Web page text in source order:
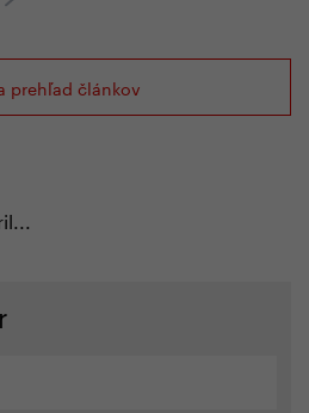
prehľad článkov